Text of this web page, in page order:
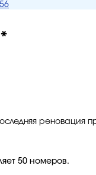
реновация
50 номеров.